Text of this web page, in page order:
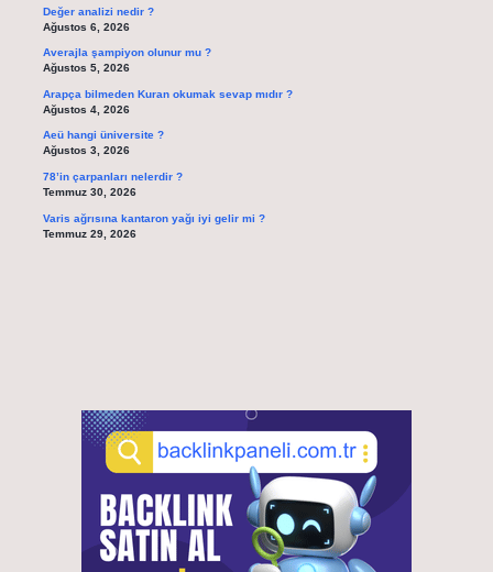
Değer analizi nedir ?
Ağustos 6, 2026
Averajla şampiyon olunur mu ?
Ağustos 5, 2026
Arapça bilmeden Kuran okumak sevap mıdır ?
Ağustos 4, 2026
Aeü hangi üniversite ?
Ağustos 3, 2026
78’in çarpanları nelerdir ?
Temmuz 30, 2026
Varis ağrısına kantaron yağı iyi gelir mi ?
Temmuz 29, 2026